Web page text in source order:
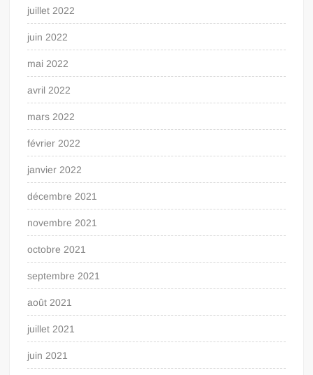
juillet 2022
juin 2022
mai 2022
avril 2022
mars 2022
février 2022
janvier 2022
décembre 2021
novembre 2021
octobre 2021
septembre 2021
août 2021
juillet 2021
juin 2021